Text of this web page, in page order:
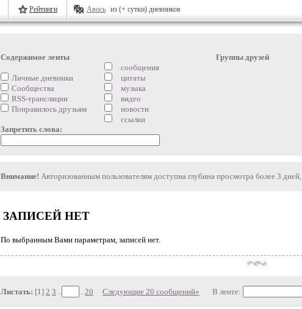
Рейтинги Авось из (+ сутки) дневников
Содержимое ленты
Личные дневники
Сообщества
RSS-трансляции
Понравилось друзьям
сообщения
цитаты
музыка
видео
новости
ссылки
Группы друзей
Запретить слова:
Внимание! Авторизованным пользователям доступна глубина просмотра более 3 дней,
ЗАПИСЕЙ НЕТ
По выбранным Вами параметрам, записей нет.
Листать: [1] 2 3 .. .. 20 Следующие 20 сообщений» В ленте: